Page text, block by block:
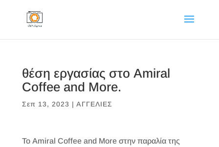
θέση εργασίας στο Amiral
Coffee and More.
Σεπ 13, 2023 | ΑΓΓΕΛΙΕΣ
Το Amiral Coffee and More στην παραλία της